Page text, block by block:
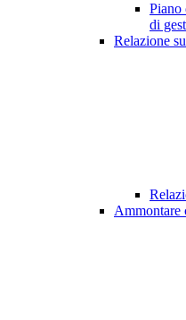
Piano
di
Relazione
Ammontare